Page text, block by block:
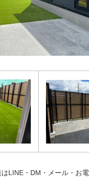
LINE・DM・メール・お電